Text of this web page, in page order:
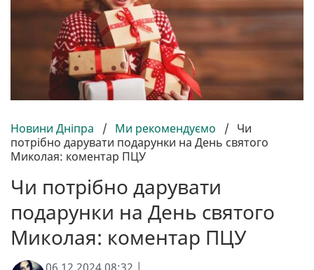
Новини Дніпра / Ми рекомендуємо / Чи
потрібно дарувати подарунки на День святого
Миколая: коментар ПЦУ
Чи потрібно дарувати
подарунки на День святого
Миколая: коментар ПЦУ